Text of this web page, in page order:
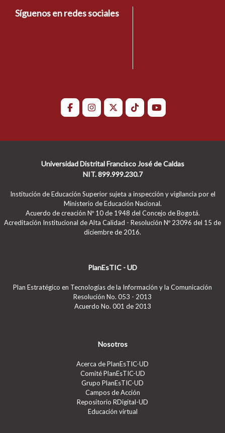
Síguenos en redes sociales
Universidad Distrital Francisco José de Caldas
NIT. 899.999.230.7
Institución de Educación Superior sujeta a inspección y vigilancia por el
Ministerio de Educación Nacional.
Acuerdo de creación Nº 10 de 1948 del Concejo de Bogotá.
Acreditación Institucional de Alta Calidad - Resolución Nº 23096 del 15 de
diciembre de 2016.
PlanEsTIC - UD
Plan Estratégico en Tecnologías de la Información y la Comunicación
Resolución No. 053 - 2013
Acuerdo No. 001 de 2013
Nosotros
Acerca de PlanEsTIC-UD
Comité PlanEsTIC-UD
Grupo PlanEsTIC-UD
Campos de Acción
Repositorio RDigital-UD
Educación virtual